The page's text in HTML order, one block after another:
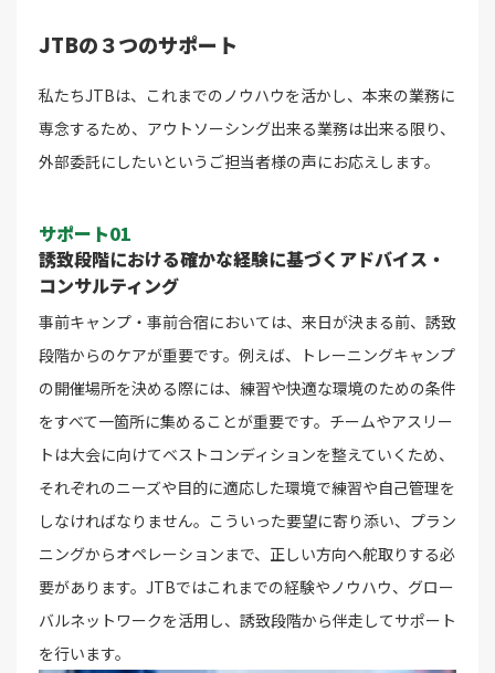
JTBの３つのサポート
私たちJTBは、これまでのノウハウを活かし、本来の業務に
専念するため、アウトソーシング出来る業務は出来る限り、
外部委託にしたいというご担当者様の声にお応えします。
サポート01
誘致段階における確かな経験に基づくアドバイス・
コンサルティング
事前キャンプ・事前合宿においては、来日が決まる前、誘致
段階からのケアが重要です。例えば、トレーニングキャンプ
の開催場所を決める際には、練習や快適な環境のための条件
をすべて一箇所に集めることが重要です。チームやアスリー
トは大会に向けてベストコンディションを整えていくため、
それぞれのニーズや目的に適応した環境で練習や自己管理を
しなければなりません。こういった要望に寄り添い、プラン
ニングからオペレーションまで、正しい方向へ舵取りする必
要があります。JTBではこれまでの経験やノウハウ、グロー
バルネットワークを活用し、誘致段階から伴走してサポート
を行います。